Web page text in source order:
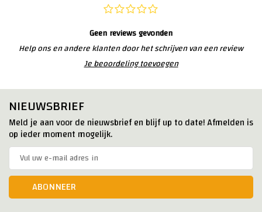
Geen reviews gevonden
Help ons en andere klanten door het schrijven van een review
Je beoordeling toevoegen
NIEUWSBRIEF
Meld je aan voor de nieuwsbrief en blijf up to date! Afmelden is
op ieder moment mogelijk.
ABONNEER